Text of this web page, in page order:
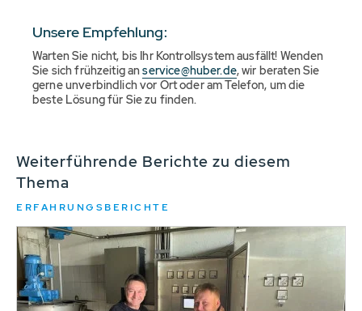
Unsere Empfehlung:
Warten Sie nicht, bis Ihr Kontrollsystem ausfällt! Wenden
Sie sich frühzeitig anservice@huber.de, wir beraten Sie
gerne unverbindlich vor Ort oder am Telefon, um die
beste Lösung für Sie zu finden.
Weiterführende Berichte zu diesem
Thema
ERFAHRUNGSBERICHTE